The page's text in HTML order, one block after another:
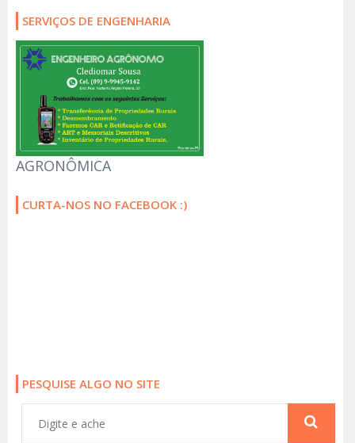
SERVIÇOS DE ENGENHARIA
AGRONÔMICA
CURTA-NOS NO FACEBOOK :)
PESQUISE ALGO NO SITE